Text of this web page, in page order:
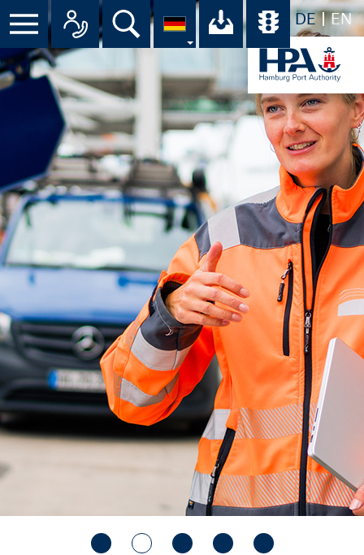
DE EN
Menü Alle Ansprechpartner im
Suche Ihr Download-